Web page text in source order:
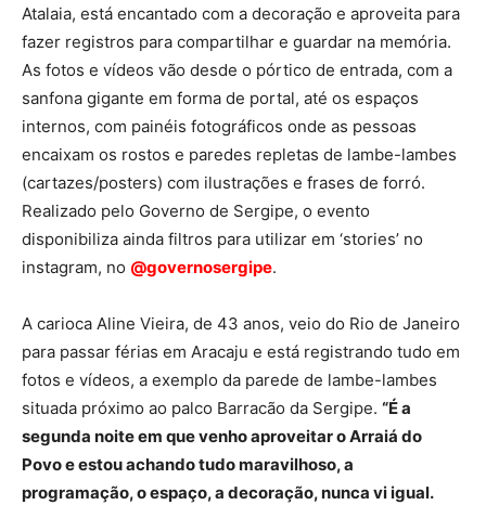
Atalaia, está encantado com a decoração e aproveita para
fazer registros para compartilhar e guardar na memória.
As fotos e vídeos vão desde o pórtico de entrada, com a
sanfona gigante em forma de portal, até os espaços
internos, com painéis fotográficos onde as pessoas
encaixam os rostos e paredes repletas de lambe-lambes
(cartazes/posters) com ilustrações e frases de forró.
Realizado pelo Governo de Sergipe, o evento
disponibiliza ainda filtros para utilizar em ‘stories’ no
instagram, no @governosergipe.
A carioca Aline Vieira, de 43 anos, veio do Rio de Janeiro
para passar férias em Aracaju e está registrando tudo em
fotos e vídeos, a exemplo da parede de lambe-lambes
situada próximo ao palco Barracão da Sergipe. “É a
segunda noite em que venho aproveitar o Arraiá do
Povo e estou achando tudo maravilhoso, a
programação, o espaço, a decoração, nunca vi igual.